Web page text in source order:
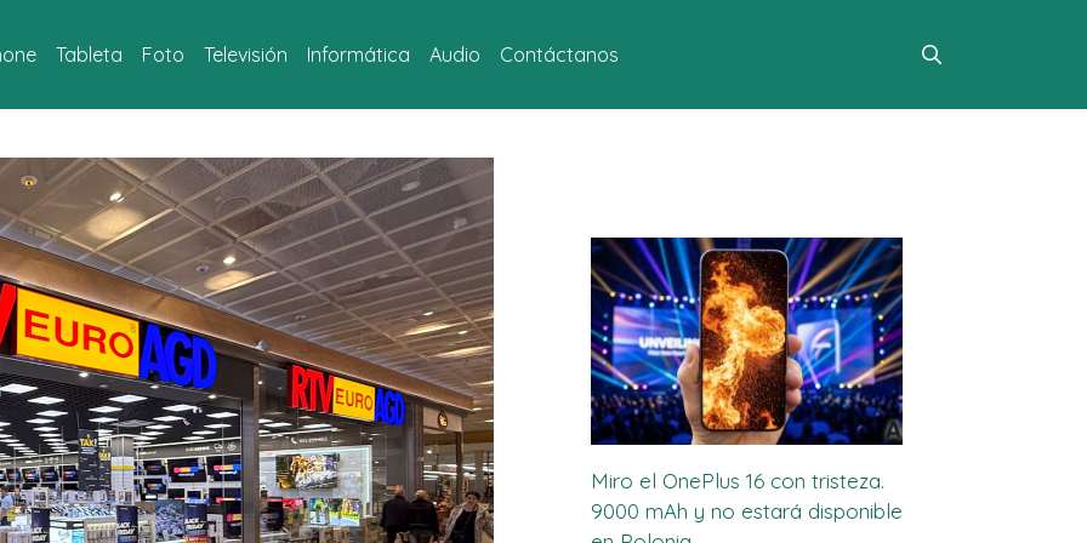
Tableta Foto Televisión Informática Audio Contáctanos
Miro el OnePlus 16 con tristeza.
9000 mAh y no estará disponible